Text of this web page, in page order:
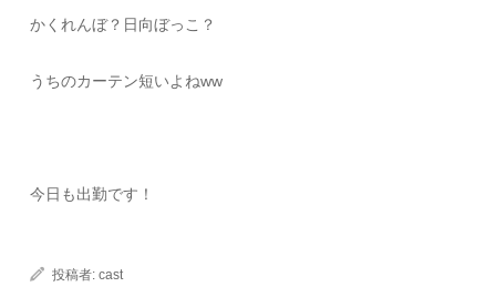
かくれんぼ？日向ぼっこ？
うちのカーテン短いよねww
今日も出勤です！
投稿者:cast